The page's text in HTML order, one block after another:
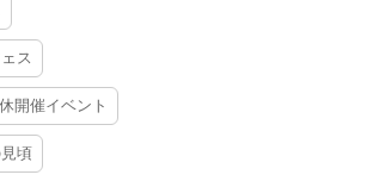
ス
開催イベント
頃